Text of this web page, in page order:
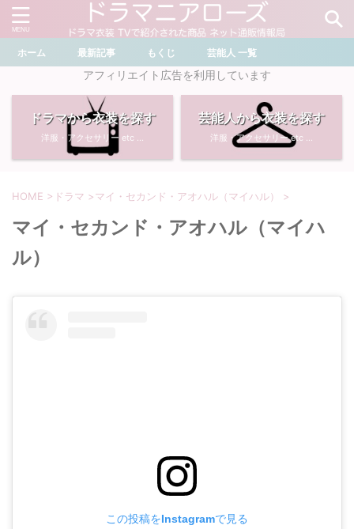
＼ ドラマ・芸能人を検索 ／
おすすめ検索ワード
川口春奈
・石原さとみ
・菜々緒
・堀田真由
・多部未華子
・ 畑芽育
・岡崎紗絵
・
ホーム 最新記事 もくじ 芸能人 一覧
アフィリエイト広告を利用しています
ドラマから衣装を探す
洋服・アクセサリー etc ...
芸能人から衣装を探す
洋服・アクセサリー etc ...
HOME > ドラマ >マイ・セカンド・アオハル（マイハル） >
マイ・セカンド・アオハル（マイハ
ル）
この投稿をInstagramで見る